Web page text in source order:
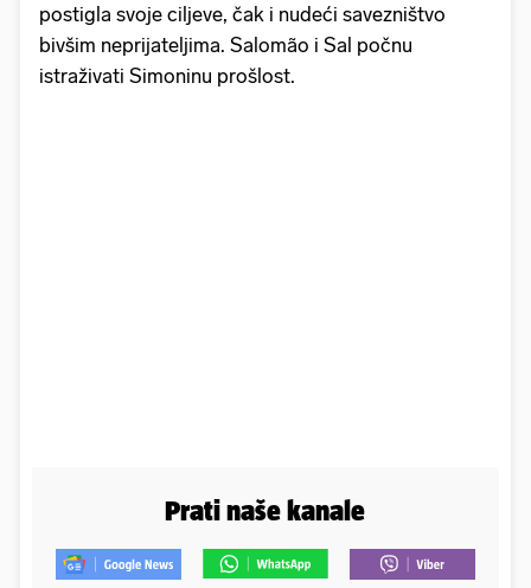
postigla svoje ciljeve, čak i nudeći savezništvo
bivšim neprijateljima. Salomão i Sal počnu
istraživati Simoninu prošlost.
Prati naše kanale